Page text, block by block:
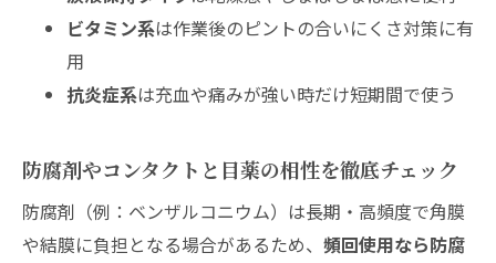
ビタミン系は作業後のピントの合いにくさ対策に有
用
抗炎症系は充血や痛みが強い時だけ短期間で使う
防腐剤やコンタクトと目薬の相性を徹底チェック
防腐剤（例：ベンザルコニウム）は長期・高頻度で角膜
や結膜に負担となる場合があるため、 頻回使用なら防腐